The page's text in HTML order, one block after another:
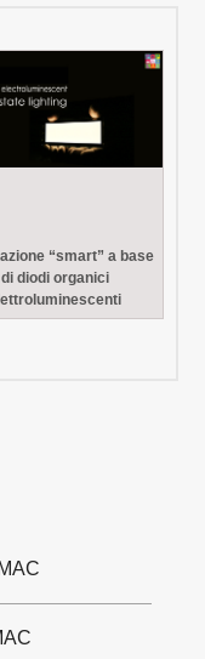
“smart” a base
di diodi organici